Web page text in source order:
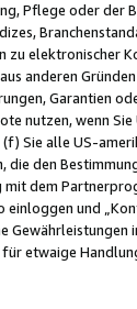
Pflege oder
elektronischer
anderen
Garantien
nutzen, wenn
Sie alle US-
den
mit dem
und
etwaige